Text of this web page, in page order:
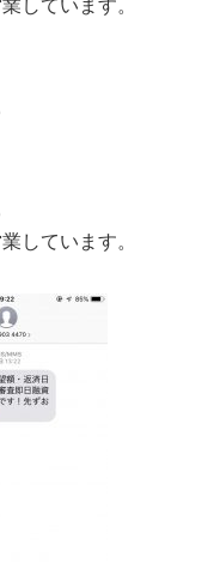
しています。
しています。